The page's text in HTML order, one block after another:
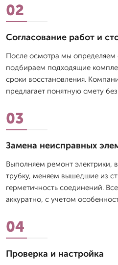
02
Согласование работ и
После осмотра мы определяем
подбираем подходящие
сроки восстановления.
предлагает понятную смету
03
Замена неисправных
Выполняем ремонт электрики,
трубку, меняем вышедшие из
герметичность соединений.
аккуратно, с учетом
04
Проверка и настройка